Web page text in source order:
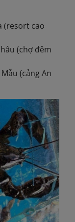
(resort cao
(chợ đêm
(cảng An